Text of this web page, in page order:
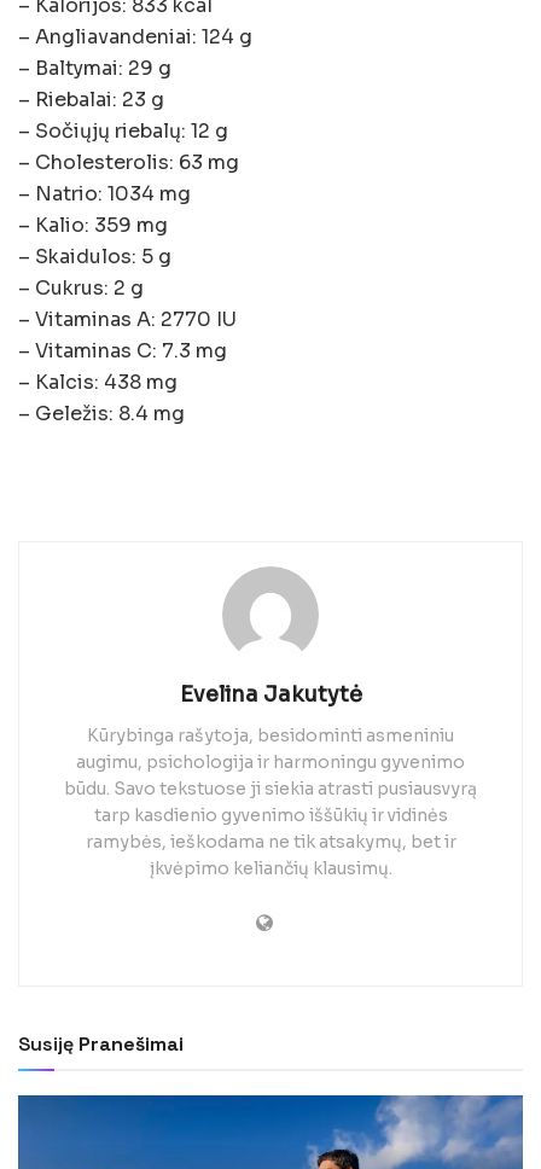
– Angliavandeniai: 124 g
– Baltymai: 29 g
– Riebalai: 23 g
– Sočiųjų riebalų: 12 g
– Cholesterolis: 63 mg
– Natrio: 1034 mg
– Kalio: 359 mg
– Skaidulos: 5 g
– Cukrus: 2 g
– Vitaminas A: 2770 IU
– Vitaminas C: 7.3 mg
– Kalcis: 438 mg
– Geležis: 8.4 mg
Evelina Jakutytė
Kūrybinga rašytoja, besidominti asmeniniu
augimu, psichologija ir harmoningu gyvenimo
būdu. Savo tekstuose ji siekia atrasti pusiausvyrą
tarp kasdienio gyvenimo iššūkių ir vidinės
ramybės, ieškodama ne tik atsakymų, bet ir
įkvėpimo keliančių klausimų.
Susiję Pranešimai